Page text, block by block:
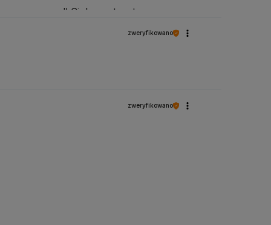
przypadł Ci do gustu - to
zweryfikowano
zweryfikowano